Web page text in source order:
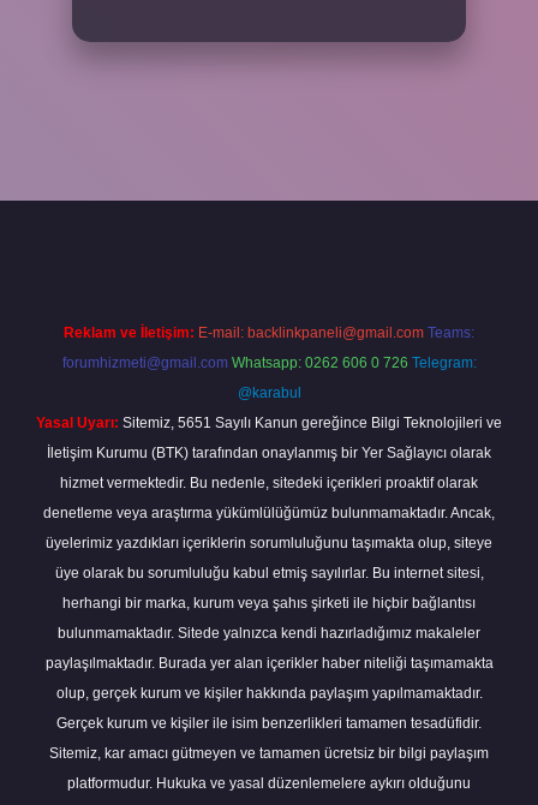
Reklam ve İletişim: E-mail: backlinkpaneli@gmail.com Teams:
forumhizmeti@gmail.com Whatsapp: 0262 606 0 726 Telegram:
@karabul
Yasal Uyarı: Sitemiz, 5651 Sayılı Kanun gereğince Bilgi Teknolojileri ve
İletişim Kurumu (BTK) tarafından onaylanmış bir Yer Sağlayıcı olarak
hizmet vermektedir. Bu nedenle, sitedeki içerikleri proaktif olarak
denetleme veya araştırma yükümlülüğümüz bulunmamaktadır. Ancak,
üyelerimiz yazdıkları içeriklerin sorumluluğunu taşımakta olup, siteye
üye olarak bu sorumluluğu kabul etmiş sayılırlar. Bu internet sitesi,
herhangi bir marka, kurum veya şahıs şirketi ile hiçbir bağlantısı
bulunmamaktadır. Sitede yalnızca kendi hazırladığımız makaleler
paylaşılmaktadır. Burada yer alan içerikler haber niteliği taşımamakta
olup, gerçek kurum ve kişiler hakkında paylaşım yapılmamaktadır.
Gerçek kurum ve kişiler ile isim benzerlikleri tamamen tesadüfidir.
Sitemiz, kar amacı gütmeyen ve tamamen ücretsiz bir bilgi paylaşım
platformudur. Hukuka ve yasal düzenlemelere aykırı olduğunu